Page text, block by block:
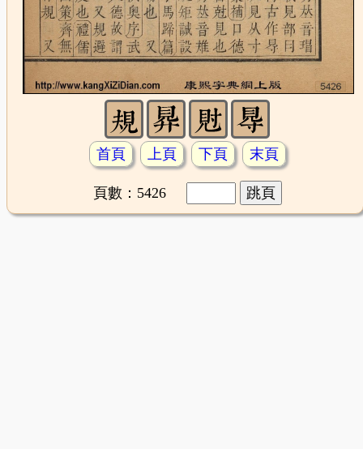
首頁 上頁 下頁 末頁
頁數：5426